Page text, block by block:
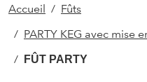
Accueil
Fûts
PARTY KEG avec mise
FÛT PARTY